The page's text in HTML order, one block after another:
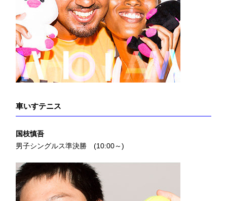
車いすテニス
国枝慎吾
男子シングルス準決勝 (10:00～)